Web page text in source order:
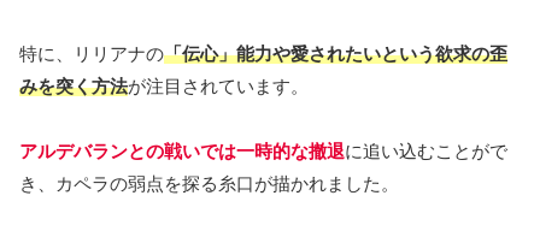
特に、リリアナの「伝心」能力や愛されたいという欲求の歪
みを突く方法が注目されています。
アルデバランとの戦いでは一時的な撤退に追い込むことがで
き、カペラの弱点を探る糸口が描かれました。